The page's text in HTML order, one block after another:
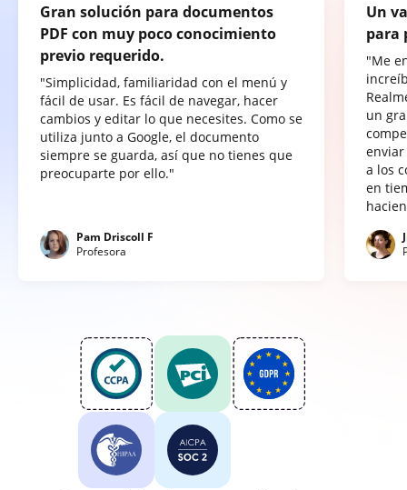
Gran solución para documentos
PDF con muy poco conocimiento
previo requerido.
"Simplicidad, familiaridad con el menú y
fácil de usar. Es fácil de navegar, hacer
cambios y editar lo que necesites. Como se
utiliza junto a Google, el documento
siempre se guarda, así que no tienes que
preocuparte por ello."
Pam Driscoll F
Profesora
Un
para
"Me
un
a los
en